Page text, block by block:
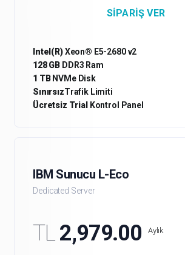
SIPARIŞ VER
Intel(R)Xeon® E5-2680 v2
128 GB DDR3 Ram
1 TBNVMe Disk
SınırsızTrafik Limiti
Ücretsiz Trial
Kontrol Panel
IBM Sunucu L-Eco
Dedicated Server
TL2,979.00 Aylık